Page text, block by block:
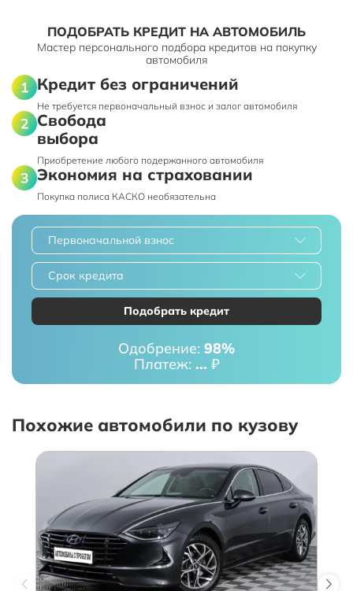
ПОДОБРАТЬ КРЕДИТ НА АВТОМОБИЛЬ
Мастер персонального подбора кредитов на покупку
автомобиля
Кредит без ограничений
Не требуется первоначальный взнос и залог автомобиля
Свобода
выбора
Приобретение любого подержанного автомобиля
Экономия на страховании
Покупка полиса КАСКО необязательна
Первоначальной взнос
Срок кредита
Подобрать кредит
Одобрение: 98%
Платеж: ... ₽
Похожие автомобили по кузову